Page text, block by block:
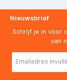
Nieuwsbrief
Schrijf je in voor
van